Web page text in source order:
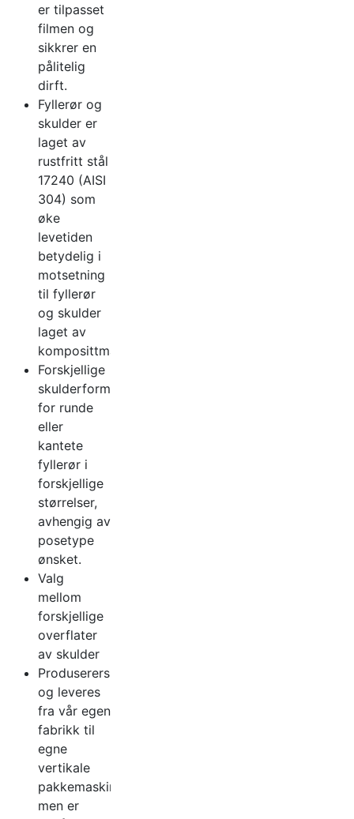
er tilpasset
filmen og
sikkrer en
pålitelig
dirft.
Fyllerør og
skulder er
laget av
rustfritt stål
17240 (AISI
304) som
øke
levetiden
betydelig i
motsetning
til fyllerør
og skulder
laget av
komposittmaterial.
Forskjellige
skulderformer
for runde
eller
kantete
fyllerør i
forskjellige
størrelser,
avhengig av
posetype
ønsket.
Valg
mellom
forskjellige
overflater
av skulder
Produserers
og leveres
fra vår egen
fabrikk til
egne
vertikale
pakkemaskiner
men er